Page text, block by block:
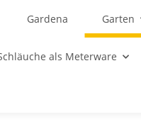
Gardena Garten
als Meterware